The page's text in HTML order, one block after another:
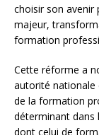
choisir son
majeur,
formation
Cette réforme a
autorité nationale
de la formation
déterminant dans
dont celui de